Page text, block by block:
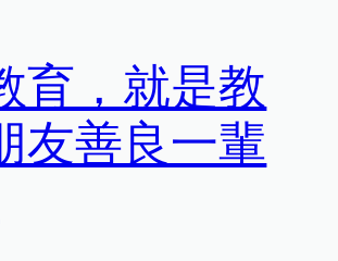
育，就是教
友善良一輩